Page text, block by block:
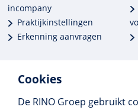
Cookies
De RINO Groep gebruikt
incompany
Praktijkinstellingen
Erkenning aanvragen